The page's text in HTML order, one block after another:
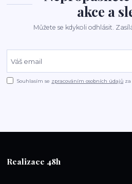
akce a
Můžete se kdykoli odhlásit.
Souhlasím se zpracováním osobních údajů
Realizace 48h